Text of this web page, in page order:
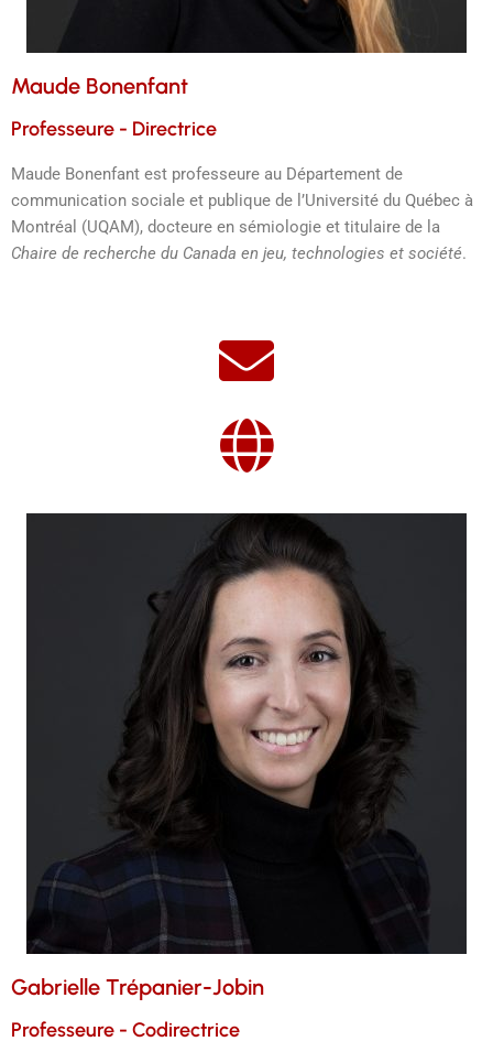
Maude Bonenfant
Professeure - Directrice
Maude Bonenfant est professeure au Département de
communication sociale et publique de l’Université du Québec à
Montréal (UQAM), docteure en sémiologie et titulaire de la
Chaire de recherche du Canada en jeu, technologies et société.
Gabrielle Trépanier-Jobin
Professeure - Codirectrice